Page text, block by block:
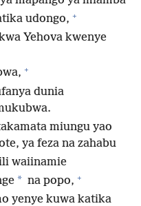
udongo, +
Yehova kwenye
+
dunia
miungu yao
ya feza na zahabu
waiinamie
* na popo, +
yenye kuwa katika